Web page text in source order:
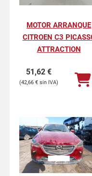
MOTOR ARRANQUE
CITROEN C3
ATTRACTION
51,62 €
42,66 €